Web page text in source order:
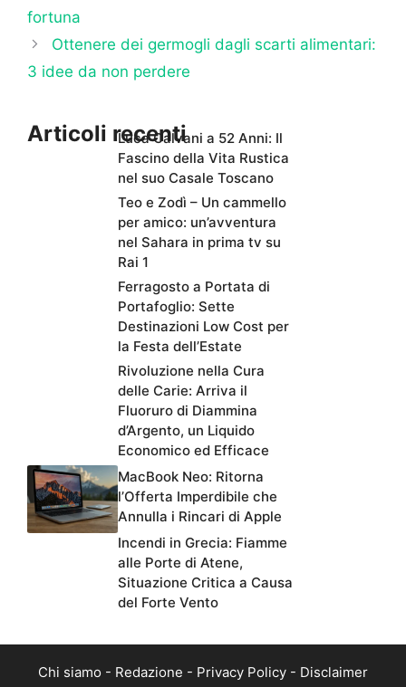
fortuna
Ottenere dei germogli dagli scarti alimentari:
3 idee da non perdere
Articoli recentiLuca Calvani a 52 Anni: Il
Fascino della Vita Rustica
nel suo Casale Toscano
Teo e Zodì – Un cammello
per amico: un’avventura
nel Sahara in prima tv su
Rai 1
Ferragosto a Portata di
Portafoglio: Sette
Destinazioni Low Cost per
la Festa dell’Estate
Rivoluzione nella Cura
delle Carie: Arriva il
Fluoruro di Diammina
d’Argento, un Liquido
Economico ed Efficace
MacBook Neo: Ritorna
l’Offerta Imperdibile che
Annulla i Rincari di Apple
Incendi in Grecia: Fiamme
alle Porte di Atene,
Situazione Critica a Causa
del Forte Vento
Chi siamo - Redazione - Privacy Policy - Disclaimer